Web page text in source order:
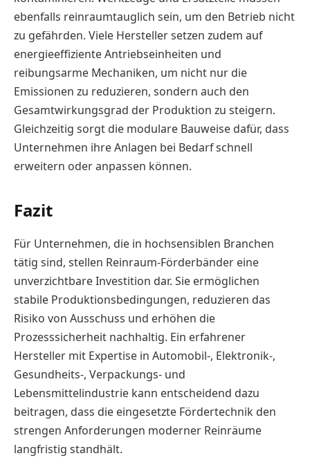
ebenfalls reinraumtauglich sein, um den Betrieb nicht
zu gefährden. Viele Hersteller setzen zudem auf
energieeffiziente Antriebseinheiten und
reibungsarme Mechaniken, um nicht nur die
Emissionen zu reduzieren, sondern auch den
Gesamtwirkungsgrad der Produktion zu steigern.
Gleichzeitig sorgt die modulare Bauweise dafür, dass
Unternehmen ihre Anlagen bei Bedarf schnell
erweitern oder anpassen können.
Fazit
Für Unternehmen, die in hochsensiblen Branchen
tätig sind, stellen Reinraum-Förderbänder eine
unverzichtbare Investition dar. Sie ermöglichen
stabile Produktionsbedingungen, reduzieren das
Risiko von Ausschuss und erhöhen die
Prozesssicherheit nachhaltig. Ein erfahrener
Hersteller mit Expertise in Automobil-, Elektronik-,
Gesundheits-, Verpackungs- und
Lebensmittelindustrie kann entscheidend dazu
beitragen, dass die eingesetzte Fördertechnik den
strengen Anforderungen moderner Reinräume
langfristig standhält.